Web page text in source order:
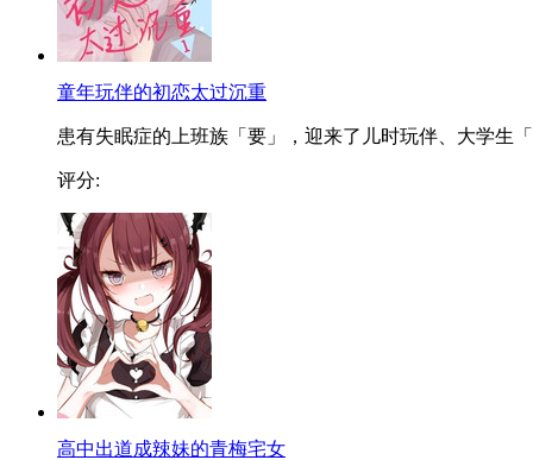
童年玩伴的初恋太过沉重
患有失眠症的上班族「要」，迎来了儿时玩伴、大学生
评分:
高中出道成辣妹的青梅宅女